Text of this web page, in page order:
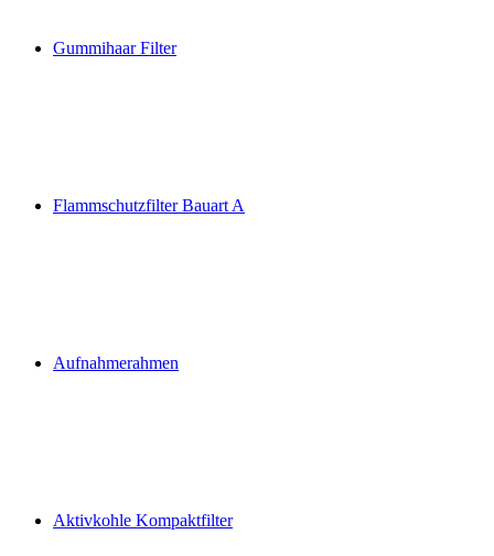
Gummihaar Filter
Flammschutzfilter Bauart A
Aufnahmerahmen
Aktivkohle Kompaktfilter